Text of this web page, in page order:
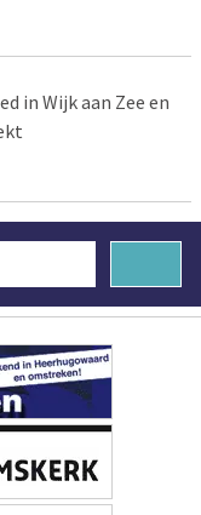
in Wijk aan Zee en